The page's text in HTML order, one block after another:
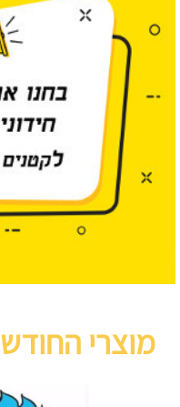
מוצרי החודש